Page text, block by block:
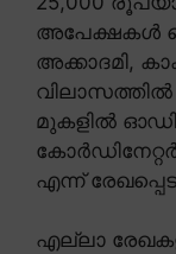
അപേക്ഷകൾ
അക്കാദമി,
വിലാസത്തിൽ
മുകളിൽ
എന്ന്
എല്ലാ